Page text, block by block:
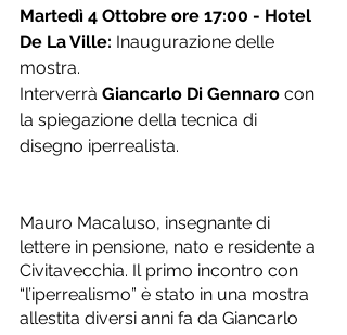
Martedì 4 Ottobre ore 17:00 - Hotel
De La Ville: Inaugurazione delle
mostra.
Interverrà Giancarlo Di Gennaro con
la spiegazione della tecnica di
disegno iperrealista.
Mauro Macaluso, insegnante di
lettere in pensione, nato e residente a
Civitavecchia. Il primo incontro con
“l’iperrealismo” è stato in una mostra
allestita diversi anni fa da Giancarlo